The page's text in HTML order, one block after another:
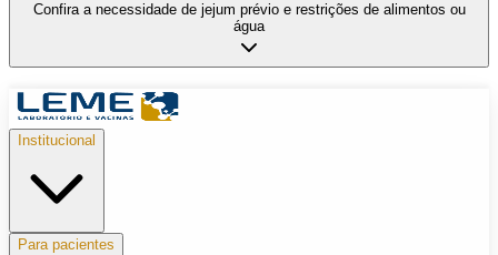
Confira a necessidade de jejum prévio e restrições de alimentos ou
água
Institucional
Para pacientes